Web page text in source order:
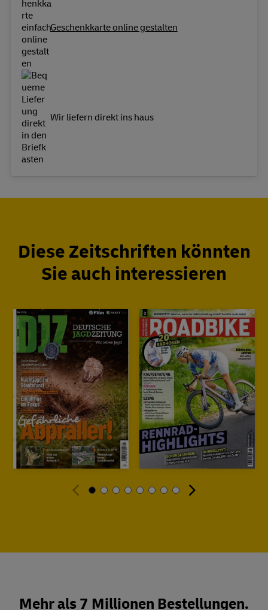
Geschenkkarte online gestalten
Wir liefern direkt ins haus
Diese Zeitschriften könnten
Sie auch interessieren
Mehr als 7 Millionen Bestellungen.